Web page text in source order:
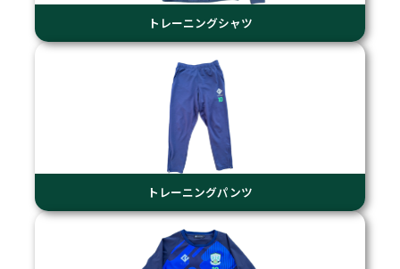
トレーニングシャツ
トレーニングパンツ